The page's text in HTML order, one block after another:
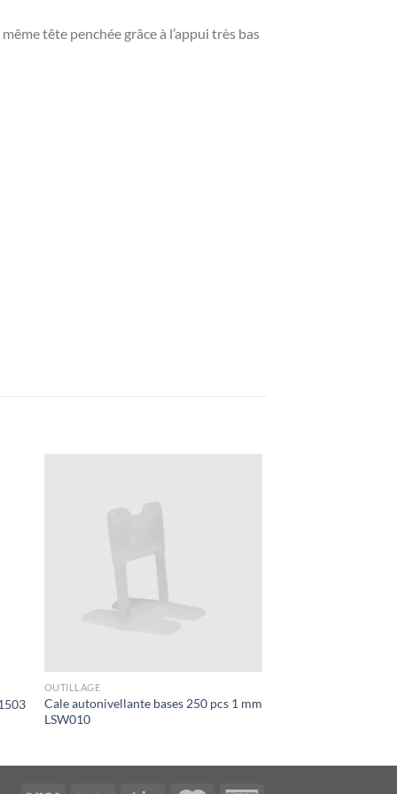
tête penchée grâce à l’appui très bas
OUTILLAGE
Cale autonivellante bases 250 pcs 1 mm
LSW010